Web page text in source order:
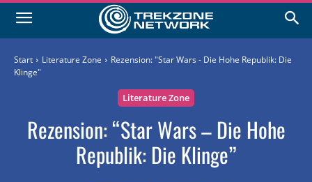
Start Literature Zone
Rezension: "Star Wars - Die Hohe Republik: Die
Klinge"
Literature Zone
Rezension: “Star Wars – Die Hohe
Republik: Die Klinge”